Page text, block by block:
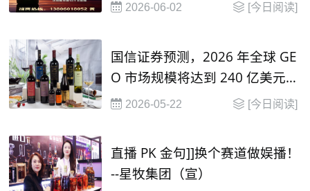
2026-06-02 [今日阅读]
国信证券预测，2026 年全球 GE
O 市场规模将达到 240 亿美元，
并在2030年有望达到 1000 亿美
2026-05-22 [今日阅读]
直播 PK 金句]]换个赛道做娱播！
--星牧集团（宣）